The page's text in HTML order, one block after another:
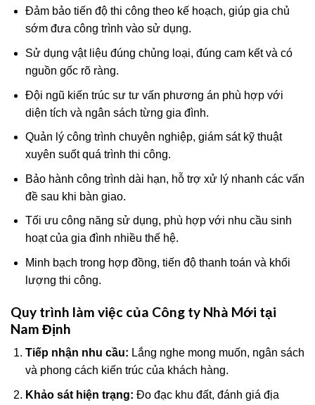
Đảm bảo tiến độ thi công theo kế hoạch, giúp gia chủ
sớm đưa công trình vào sử dụng.
Sử dụng vật liệu đúng chủng loại, đúng cam kết và có
nguồn gốc rõ ràng.
Đội ngũ kiến trúc sư tư vấn phương án phù hợp với
diện tích và ngân sách từng gia đình.
Quản lý công trình chuyên nghiệp, giám sát kỹ thuật
xuyên suốt quá trình thi công.
Bảo hành công trình dài hạn, hỗ trợ xử lý nhanh các vấn
đề sau khi bàn giao.
Tối ưu công năng sử dụng, phù hợp với nhu cầu sinh
hoạt của gia đình nhiều thế hệ.
Minh bạch trong hợp đồng, tiến độ thanh toán và khối
lượng thi công.
Quy trình làm việc của Công ty Nhà Mới tại
Nam Định
Tiếp nhận nhu cầu: Lắng nghe mong muốn, ngân sách
và phong cách kiến trúc của khách hàng.
Khảo sát hiện trạng: Đo đạc khu đất, đánh giá địa